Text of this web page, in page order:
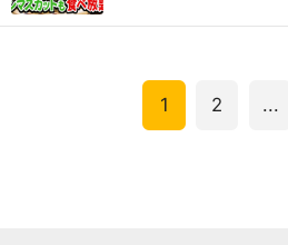
無制限でシャイン
1 2 ...